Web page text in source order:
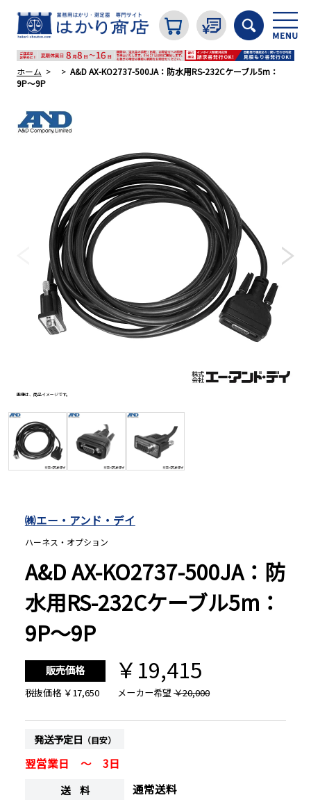
温度計・湿度計
タイマー
濃度・環境測定
色々な計測器
オプション
ホーム
A&D AX-KO2737-500JA：防水用RS-232Cケーブル5m：
9P〜9P
画像は、商品イメージです。
㈱エー・アンド・デイ
ハーネス・オプション
A&D AX-KO2737-500JA：防
水用RS-232Cケーブル5m：
9P〜9P
販売価格 ￥19,415
税抜価格 ￥17,650 メーカー希望￥20,000
発送予定日 （目安）
翌営業日 ～ 3日
送 料 通常送料